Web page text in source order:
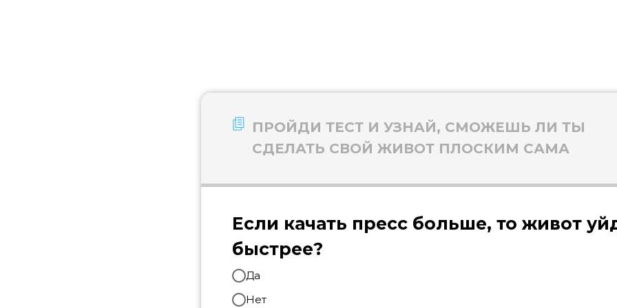
ПРОЙДИ ТЕСТ И УЗНАЙ, СМОЖЕШЬ ЛИ ТЫ
СДЕЛАТЬ СВОЙ ЖИВОТ ПЛОСКИМ САМА
Если качать пресс больше, то живот
быстрее?
Да
Нет